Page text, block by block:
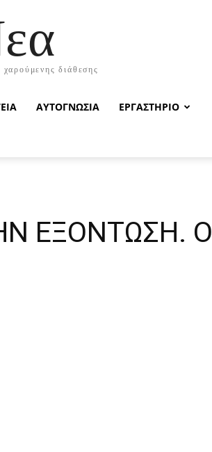
διάθεσης
ΑΥΤΟΓΝΩΣΙΑ ΕΡΓΑΣΤΗΡΙΟ
ΕΞΟΝΤΩΣΗ. Ο